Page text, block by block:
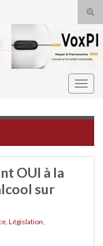
OUI à la
sur
Législation